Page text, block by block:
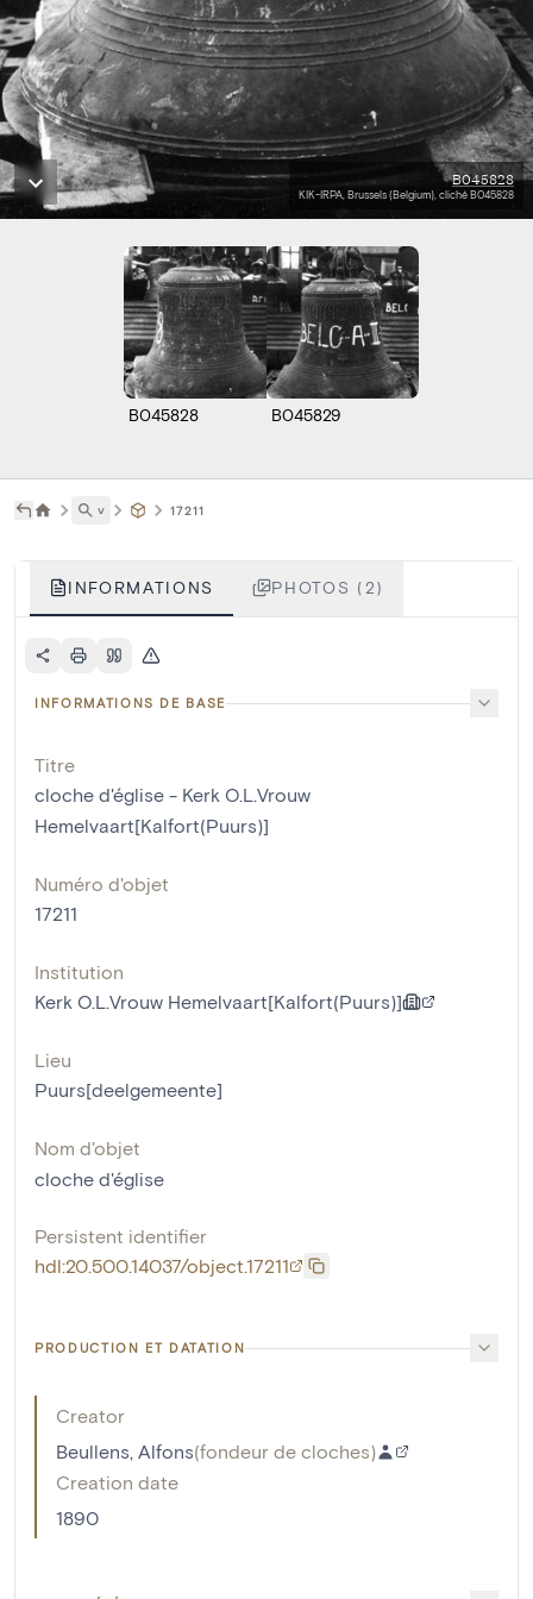
B045828
KIK-IRPA, Brussels (Belgium), cliché B045828
B045828 B045829
˅ 17211
INFORMATIONS PHOTOS (2)
INFORMATIONS DE BASE
Titre
cloche d'église - Kerk O.L.Vrouw
Hemelvaart[Kalfort(Puurs)]
Numéro d'objet
17211
Institution
Kerk O.L.Vrouw Hemelvaart[Kalfort(Puurs)]
Lieu
Puurs[deelgemeente]
Nom d'objet
cloche d'église
Persistent identifier
hdl:20.500.14037/object.17211
PRODUCTION ET DATATION
Creator
Beullens, Alfons(fondeur de cloches)
Creation date
1890